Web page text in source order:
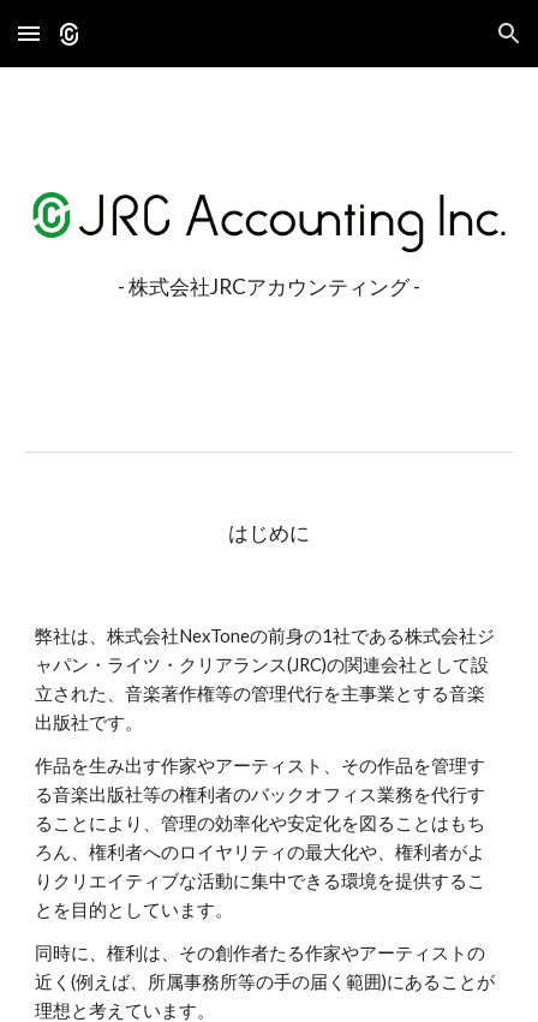
Skip to main content Skip to navigation
- 株式会社JRCアカウンティング -
はじめに
弊社は、株式会社NexToneの前身の1社である株式会社ジ
ャパン・ライツ・クリアランス(JRC)の関連会社として設
立された、音楽著作権等の管理代行を主事業とする音楽
出版社です。
作品を生み出す作家やアーティスト、その作品を管理す
る音楽出版社等の権利者のバックオフィス業務を代行す
ることにより、管理の効率化や安定化を図ることはもち
ろん、権利者へのロイヤリティの最大化や、権利者がよ
りクリエイティブな活動に集中できる環境を提供するこ
とを目的としています。
同時に、権利は、その創作者たる作家やアーティストの
近く(例えば、所属事務所等の手の届く範囲)にあることが
理想と考えています。